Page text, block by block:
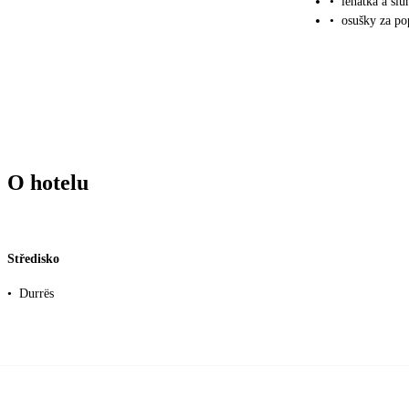
• osušky za
O hotelu
Středisko
• Durrës